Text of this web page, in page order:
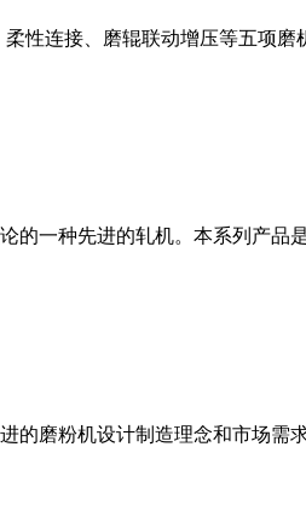
性连接、磨辊联动增压等五项磨
的一种先进的轧机。本系列产品
的磨粉机设计制造理念和市场需